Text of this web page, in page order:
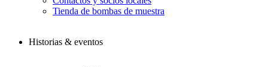
Tienda de bombas de muestra
Historias & eventos